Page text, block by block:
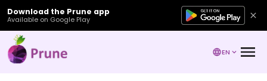
Download the Prune app
Available on Google Play
EN